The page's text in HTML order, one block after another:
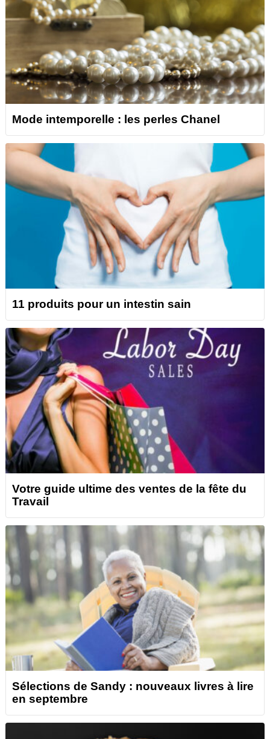
Mode intemporelle : les perles Chanel
11 produits pour un intestin sain
Votre guide ultime des ventes de la fête du
Travail
Sélections de Sandy : nouveaux livres à lire
en septembre